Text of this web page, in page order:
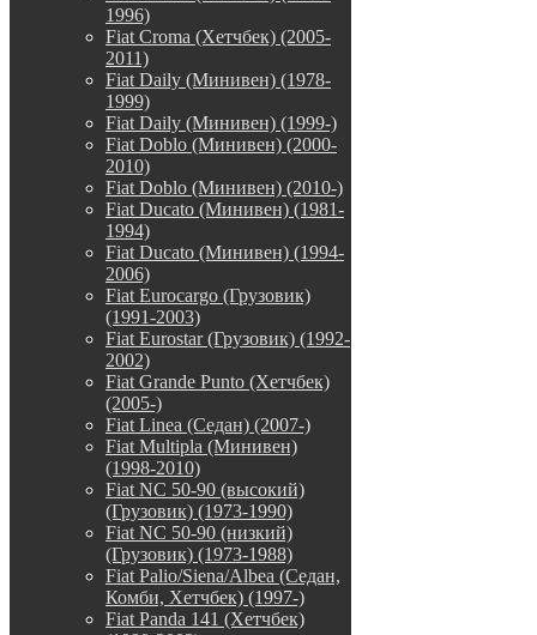
1996)
Fiat Croma (Хетчбек) (2005-
2011)
Fiat Daily (Минивен) (1978-
1999)
Fiat Daily (Минивен) (1999-)
Fiat Doblo (Минивен) (2000-
2010)
Fiat Doblo (Минивен) (2010-)
Fiat Ducato (Минивен) (1981-
1994)
Fiat Ducato (Минивен) (1994-
2006)
Fiat Eurocargo (Грузовик)
(1991-2003)
Fiat Eurostar (Грузовик) (1992-
2002)
Fiat Grande Punto (Хетчбек)
(2005-)
Fiat Linea (Седан) (2007-)
Fiat Multipla (Минивен)
(1998-2010)
Fiat NC 50-90 (высокий)
(Грузовик) (1973-1990)
Fiat NC 50-90 (низкий)
(Грузовик) (1973-1988)
Fiat Palio/Siena/Albea (Седан,
Комби, Хетчбек) (1997-)
Fiat Panda 141 (Хетчбек)